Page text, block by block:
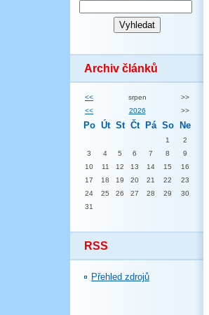
Archiv článků
<< srpen
>>
<<
2026 >>
Po Út St Čt Pá So Ne
1
2
3
4 5 6 7 8
9
10
11 12 13 14 15
16
17
18 19 20 21 22
23
24
25 26 27 28 29
30
31
RSS
Přehled zdrojů